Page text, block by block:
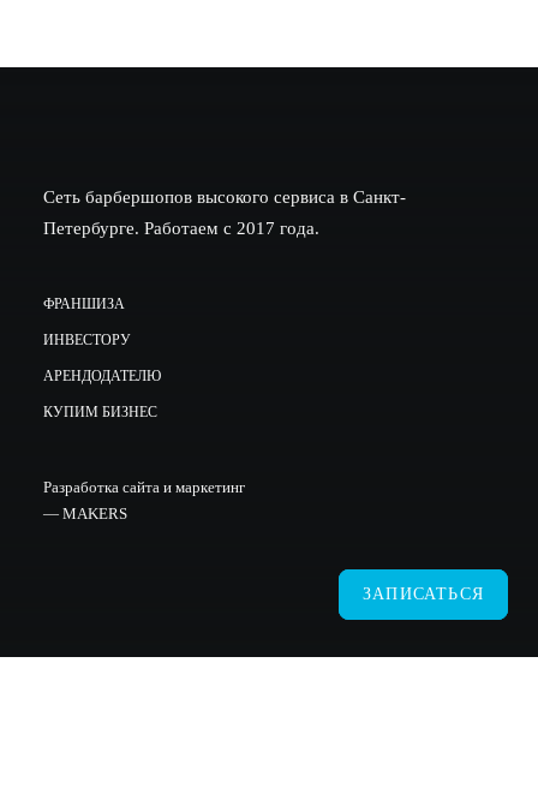
Сеть барбершопов высокого сервиса в Санкт-
Петербурге. Работаем с 2017 года.
ФРАНШИЗА
ИНВЕСТОРУ
АРЕНДОДАТЕЛЮ
КУПИМ БИЗНЕС
Разработка сайта и маркетинг
— MAKERS
ЗАПИСАТЬСЯ